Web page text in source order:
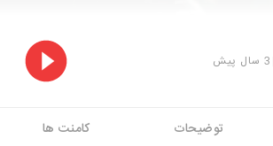
3 سال پیش
توضیحات کامنت ها